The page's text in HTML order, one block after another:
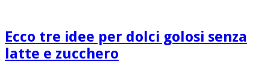
Ecco tre idee per dolci golosi senza
latte e zucchero